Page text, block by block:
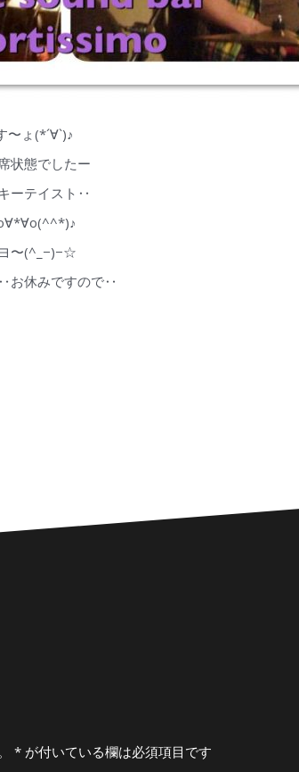
〜ょ(*´∀`)♪
状態でしたー
ーテイスト‥
〜(^_−)−☆
お休みですので‥
* が付いている欄は必須項目です